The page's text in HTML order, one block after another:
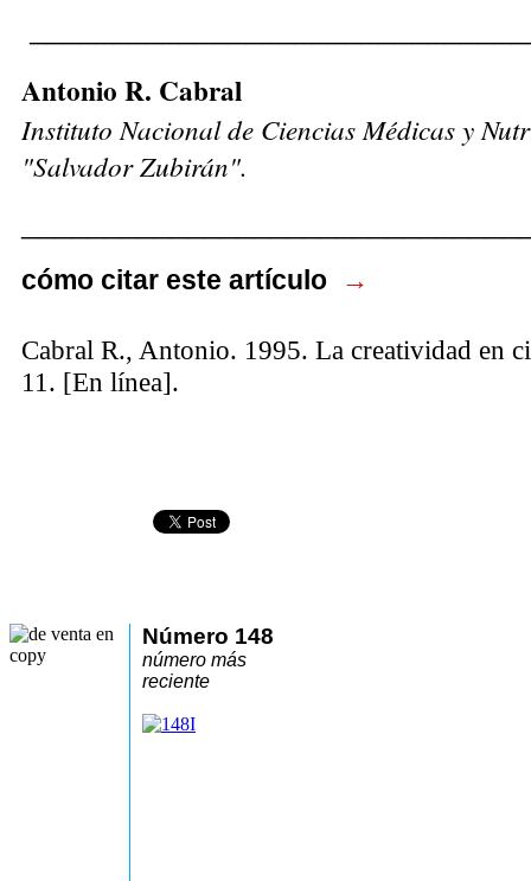
Antonio R. Cabral
Instituto Nacional de Ciencias Médicas y
"Salvador Zubirán".
cómo citar este artículo →
Cabral R., Antonio. 1995. La creatividad en
11. [En línea].
Número 148
número más
reciente